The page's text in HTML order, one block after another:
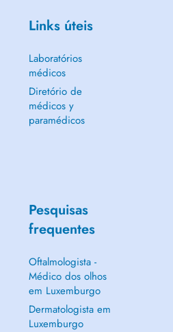
Links úteis
Laboratórios
médicos
Diretório de
médicos y
paramédicos
Pesquisas
frequentes
Oftalmologista -
Médico dos olhos
em Luxemburgo
Dermatologista em
Luxemburgo